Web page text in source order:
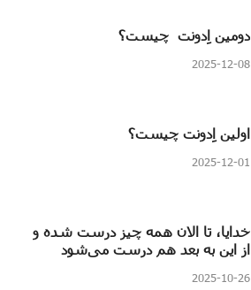
دومین اِدونت چیست؟
2025-12-08
اولین اِدونت چیست؟
2025-12-01
خدایا، تا الان همه چیز درست شده و
از این به بعد هم درست می‌شود
2025-10-26